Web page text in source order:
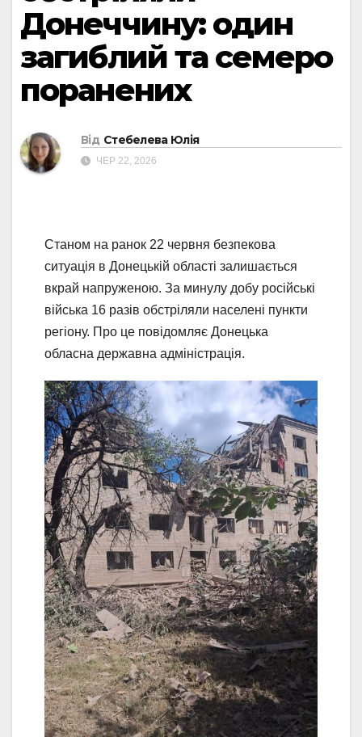
Донеччину: один
загиблий та семеро
поранених
Від Стебелева Юлія
ЧЕР 22, 2026
Станом на ранок 22 червня безпекова
ситуація в Донецькій області залишається
вкрай напруженою. За минулу добу російські
війська 16 разів обстріляли населені пункти
регіону. Про це повідомляє Донецька
обласна державна адміністрація.